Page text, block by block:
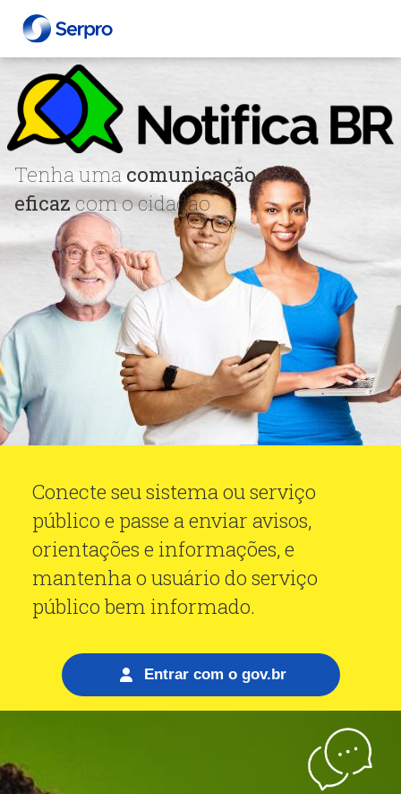
Tenha uma comunicação
eficazcom o cidadão
Conecte seu sistema ou serviço
público e passe a enviar avisos,
orientações e informações, e
mantenha o usuário do serviço
público bem informado.
Entrar com o gov.br